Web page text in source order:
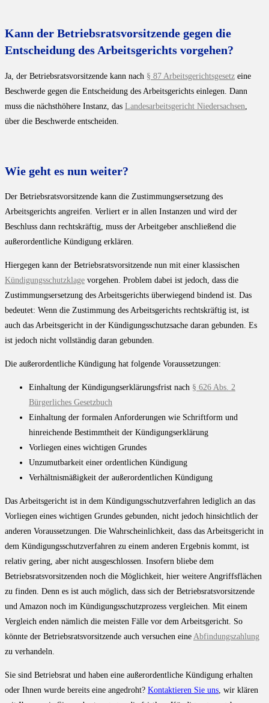
Kann der Betriebsratsvorsitzende gegen die
Entscheidung des Arbeitsgerichts vorgehen?
Ja, der Betriebsratsvorsitzende kann nach § 87 Arbeitsgerichtsgesetz eine
Beschwerde gegen die Entscheidung des Arbeitsgerichts einlegen. Dann
muss die nächsthöhere Instanz, das Landesarbeitsgericht Niedersachsen,
über die Beschwerde entscheiden.
Wie geht es nun weiter?
Der Betriebsratsvorsitzende kann die Zustimmungsersetzung des
Arbeitsgerichts angreifen. Verliert er in allen Instanzen und wird der
Beschluss dann rechtskräftig, muss der Arbeitgeber anschließend die
außerordentliche Kündigung erklären.
Hiergegen kann der Betriebsratsvorsitzende nun mit einer klassischen
Kündigungsschutzklage vorgehen. Problem dabei ist jedoch, dass die
Zustimmungsersetzung des Arbeitsgerichts überwiegend bindend ist. Das
bedeutet: Wenn die Zustimmung des Arbeitsgerichts rechtskräftig ist, ist
auch das Arbeitsgericht in der Kündigungsschutzsache daran gebunden. Es
ist jedoch nicht vollständig daran gebunden.
Die außerordentliche Kündigung hat folgende Voraussetzungen:
Einhaltung der Kündigungserklärungsfrist nach § 626 Abs. 2
Bürgerliches Gesetzbuch
Einhaltung der formalen Anforderungen wie Schriftform und
hinreichende Bestimmtheit der Kündigungserklärung
Vorliegen eines wichtigen Grundes
Unzumutbarkeit einer ordentlichen Kündigung
Verhältnismäßigkeit der außerordentlichen Kündigung
Das Arbeitsgericht ist in dem Kündigungsschutzverfahren lediglich an das
Vorliegen eines wichtigen Grundes gebunden, nicht jedoch hinsichtlich der
anderen Voraussetzungen. Die Wahrscheinlichkeit, dass das Arbeitsgericht in
dem Kündigungsschutzverfahren zu einem anderen Ergebnis kommt, ist
relativ gering, aber nicht ausgeschlossen. Insofern bliebe dem
Betriebsratsvorsitzenden noch die Möglichkeit, hier weitere Angriffsflächen
zu finden. Denn es ist auch möglich, dass sich der Betriebsratsvorsitzende
und Amazon noch im Kündigungsschutzprozess vergleichen. Mit einem
Vergleich enden nämlich die meisten Fälle vor dem Arbeitsgericht. So
könnte der Betriebsratsvorsitzende auch versuchen eine Abfindungszahlung
zu verhandeln.
Sie sind Betriebsrat und haben eine außerordentliche Kündigung erhalten
oder Ihnen wurde bereits eine angedroht? Kontaktieren Sie uns, wir klären